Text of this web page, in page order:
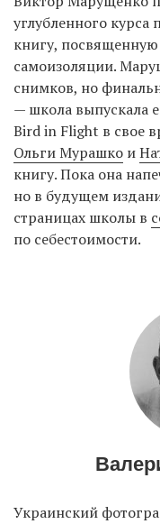
EN
UA
углубленного
книгу,
самоизоляции.
снимков, но
— школа выпускала
Bird in Flight в свое
Ольги Мурашко и
книгу. Пока она
но в будущем
страницах школы в
по себестоимости.
Украинский